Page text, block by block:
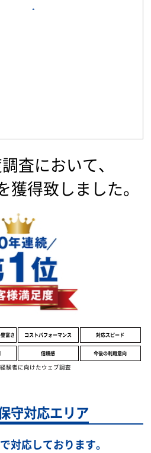
査において、
獲得致しました。
富さ コストパフォーマンス 対応スピード
信頼感 今後の利用意向
験者に向けたウェブ調査
守対応エリア
対応しております。